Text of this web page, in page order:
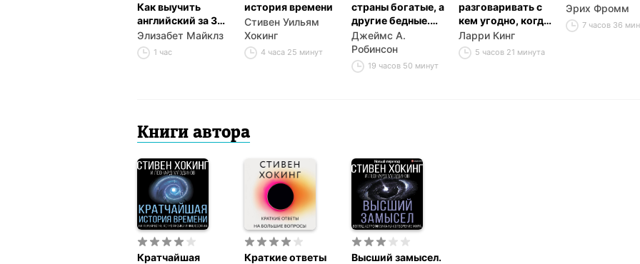
Как выучить
английский за 30
минут в день
Элизабет Майклз
1 час
история времени
Стивен Уильям
Хокинг
4 часа 25 минут
страны богатые, а
другие бедные.
Происхождение
власти,
процветания и
нищеты
Джеймс А.
Робинсон
19 часов 50 минут
разговаривать с
кем угодно, когда
угодно и где
угодно
Ларри Кинг
5 часов 21 минута
Эрих Фромм
7 часов 36
Книги автора
Кратчайшая
Краткие ответы
Высший замысел.